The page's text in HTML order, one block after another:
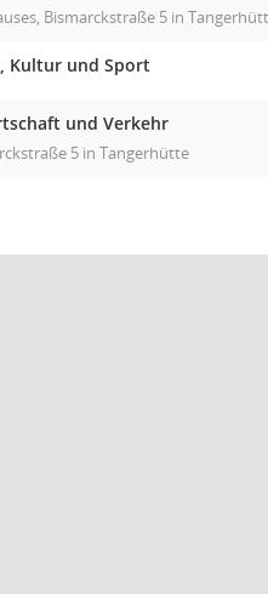
Bismarckstraße 5 in
Kultur und Sport
und Verkehr
5 in Tangerhütte